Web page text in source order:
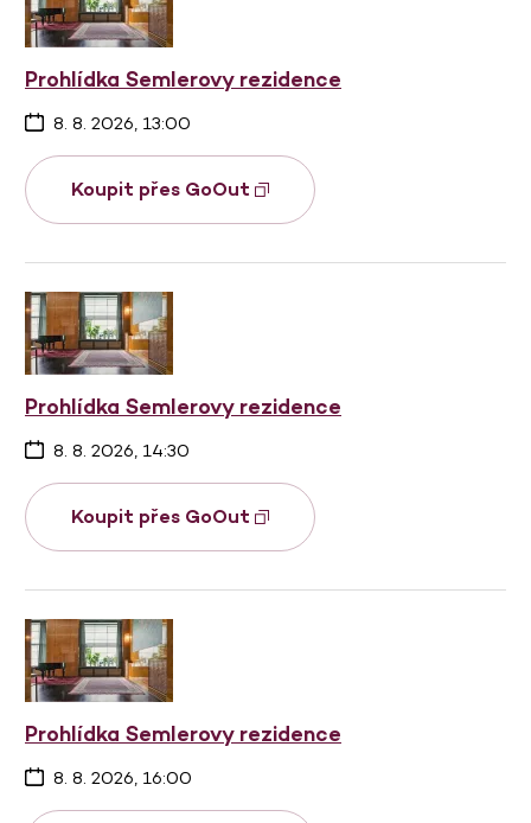
Prohlídka Semlerovy rezidence
8. 8. 2026, 13:00
Koupit přes GoOut
Prohlídka Semlerovy rezidence
8. 8. 2026, 14:30
Koupit přes GoOut
Prohlídka Semlerovy rezidence
8. 8. 2026, 16:00